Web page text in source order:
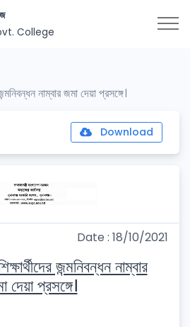
College
নাম্বার জমা দেয়া প্রসঙ্গে।
Download
Date : 18/10/2021
জন্মনিবন্ধন নাম্বার
দেয়া প্রসঙ্গে।